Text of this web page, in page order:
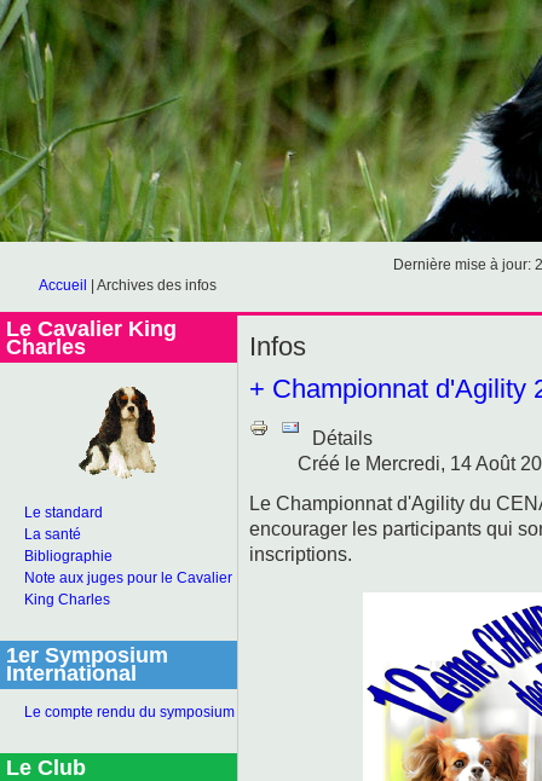
Accueil Archives des infos
Dernière mise à jour:
Le Cavalier King
Charles
Le standard
La santé
Bibliographie
Note aux juges pour le Cavalier
King Charles
1er Symposium
International
Le compte rendu du symposium
Le Club
Infos
+ Championnat d'Agility
Détails
Créé le Mercredi, 14 Août
Le Championnat d'Agility du
encourager les participants qui
inscriptions.